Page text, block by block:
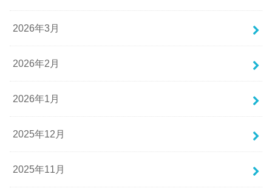
2026年3月
2026年2月
2026年1月
2025年12月
2025年11月